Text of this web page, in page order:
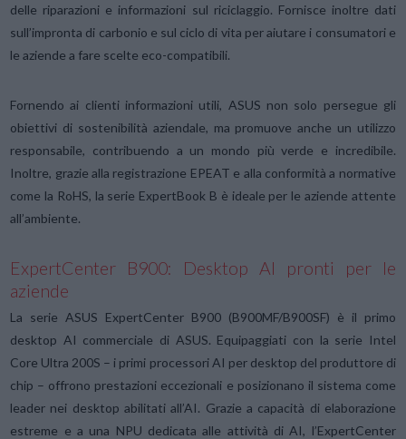
delle riparazioni e informazioni sul riciclaggio. Fornisce inoltre dati
sull’impronta di carbonio e sul ciclo di vita per aiutare i consumatori e
le aziende a fare scelte eco-compatibili.
Fornendo ai clienti informazioni utili, ASUS non solo persegue gli
obiettivi di sostenibilità aziendale, ma promuove anche un utilizzo
responsabile, contribuendo a un mondo più verde e incredibile.
Inoltre, grazie alla registrazione EPEAT e alla conformità a normative
come la RoHS, la serie ExpertBook B è ideale per le aziende attente
all’ambiente.
ExpertCenter B900: Desktop AI pronti per le
aziende
La serie ASUS ExpertCenter B900 (B900MF/B900SF) è il primo
desktop AI commerciale di ASUS. Equipaggiati con la serie Intel
Core Ultra 200S – i primi processori AI per desktop del produttore di
chip – offrono prestazioni eccezionali e posizionano il sistema come
leader nei desktop abilitati all’AI. Grazie a capacità di elaborazione
estreme e a una NPU dedicata alle attività di AI, l’ExpertCenter